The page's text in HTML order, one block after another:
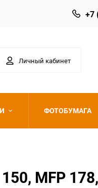
+7
Личный кабинет
ФОТОБУМАГА
MFP